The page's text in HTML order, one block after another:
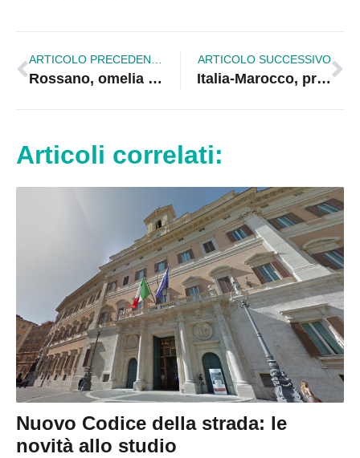
Rossano, omelia Messa Crismale 2016
ARTICOLO SUCCESSIVO
Italia-Marocco, profumi d’oriente a Rossano.
Articoli correlati:
Nuovo Codice della strada: le
novità allo studio